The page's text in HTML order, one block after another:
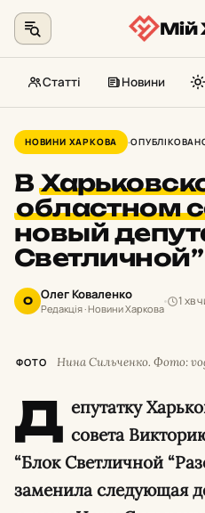
до
контенту
Мій
Статті Новини
НОВИНИ ХАРКОВА
В
областном
новый
Светличной”
О Олег Коваленко
Редакція · Новини Харкова
1 хв
ФОТО Нина Сильченко. Фото:
Д епутатку
совета
“Блок Светличной
заменила следующая